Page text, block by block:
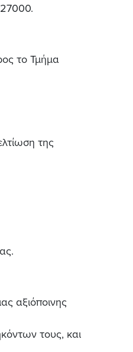
το Τμήμα
της
αξιόποινης
τους, και